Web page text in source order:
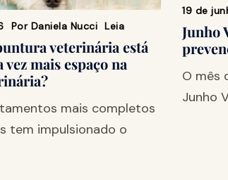
Por Daniela Nucci Leia
veterinária está
mais espaço na
mais completos
tem impulsionado o
19 de
Junho
O mês
Junho